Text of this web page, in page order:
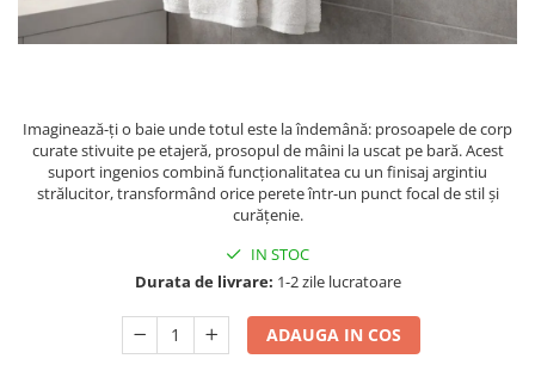
Imaginează-ți o baie unde totul este la îndemână: prosoapele de corp
curate stivuite pe etajeră, prosopul de mâini la uscat pe bară. Acest
suport ingenios combină funcționalitatea cu un finisaj argintiu
strălucitor, transformând orice perete într-un punct focal de stil și
curățenie.
IN STOC
Durata de livrare: 1-2 zile lucratoare
ADAUGA IN COS